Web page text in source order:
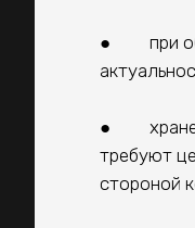
● при
●
требуют
стороной